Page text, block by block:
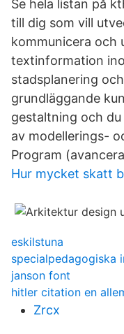
Se hela listan på
till dig som vill
kommunicera och
textinformation
stadsplanering
grundläggande
gestaltning och
av modellerings-
Program
Hur mycket skatt
eskilstuna
specialpedagogiska
janson font
hitler citation en
Zrcx